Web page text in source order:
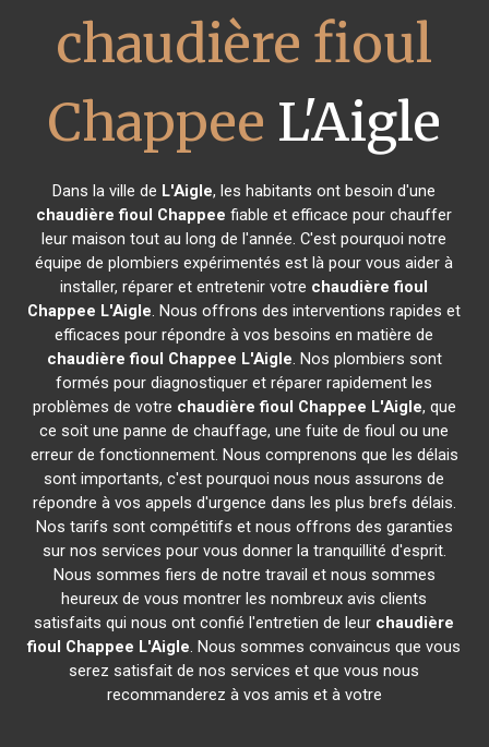
chaudière fioul
Chappee L'Aigle
Dans la ville de L'Aigle, les habitants ont besoin d'une
chaudière fioul Chappee fiable et efficace pour chauffer
leur maison tout au long de l'année. C'est pourquoi notre
équipe de plombiers expérimentés est là pour vous aider à
installer, réparer et entretenir votre chaudière fioul
Chappee L'Aigle. Nous offrons des interventions rapides et
efficaces pour répondre à vos besoins en matière de
chaudière fioul Chappee L'Aigle. Nos plombiers sont
formés pour diagnostiquer et réparer rapidement les
problèmes de votre chaudière fioul Chappee L'Aigle, que
ce soit une panne de chauffage, une fuite de fioul ou une
erreur de fonctionnement. Nous comprenons que les délais
sont importants, c'est pourquoi nous nous assurons de
répondre à vos appels d'urgence dans les plus brefs délais.
Nos tarifs sont compétitifs et nous offrons des garanties
sur nos services pour vous donner la tranquillité d'esprit.
Nous sommes fiers de notre travail et nous sommes
heureux de vous montrer les nombreux avis clients
satisfaits qui nous ont confié l'entretien de leur chaudière
fioul Chappee L'Aigle. Nous sommes convaincus que vous
serez satisfait de nos services et que vous nous
recommanderez à vos amis et à votre